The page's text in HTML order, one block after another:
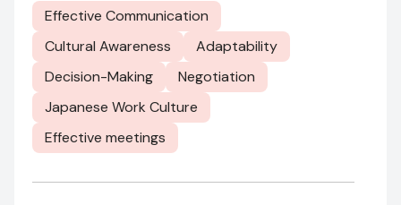
Effective Communication
Cultural Awareness
Adaptability
Decision-Making
Negotiation
Japanese Work Culture
Effective meetings